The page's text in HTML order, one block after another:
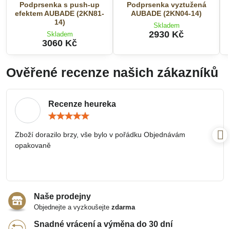
Podprsenka s push-up
efektem AUBADE (2KN81-
14)
Skladem
3060 Kč
Podprsenka vyztužená
AUBADE (2KN04-14)
Skladem
2930 Kč
Ověřené recenze našich zákazníků
Recenze heureka
5
Zboží dorazilo brzy, vše bylo v pořádku Objednávám
opakovaně
Naše prodejny
Objednejte a vyzkoušejte zdarma
Snadné vrácení a výměna do 30 dní